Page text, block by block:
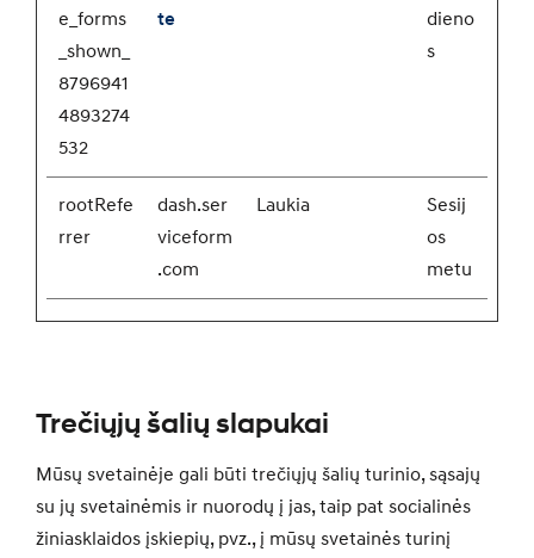
e_forms
_shown_
8796941
4893274
532
te
dieno
s
rootRefe
rrer
dash.ser
viceform
.com
Laukia
Sesij
os
metu
Trečiųjų šalių slapukai
Mūsų svetainėje gali būti trečiųjų šalių turinio, sąsajų
su jų svetainėmis ir nuorodų į jas, taip pat socialinės
žiniasklaidos įskiepių, pvz., į mūsų svetainės turinį